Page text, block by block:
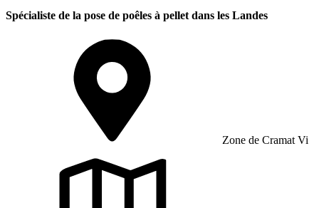
Spécialiste de la pose de poêles à pellet dans les Landes
Zone de Cramat Vi